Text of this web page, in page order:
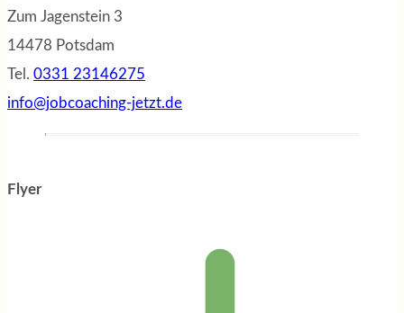
Zum Jagenstein 3
14478 Potsdam
Tel. 0331 23146275
info@jobcoaching-jetzt.de
Flyer